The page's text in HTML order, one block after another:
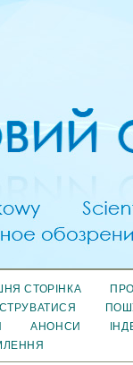
СТОРІНКА
АНОНСИ